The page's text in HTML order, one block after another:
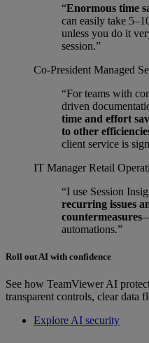
“Enormous time
can easily take
unless you do it
session.”
Co-President Managed
“For teams with
driven
time and effort
to other
client service is
IT Manager Retail
“I use Session
recurring issues
countermeasures
automations.”
Roll out AI with confidence
See how TeamViewer AI
transparent controls, clear data
Explore AI security